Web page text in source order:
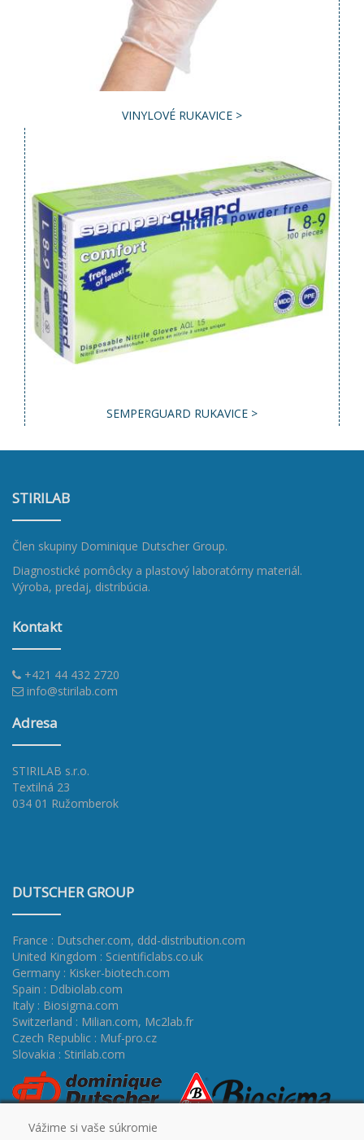
VINYLOVÉ RUKAVICE >
SEMPERGUARD RUKAVICE >
STIRILAB
Člen skupiny Dominique Dutscher Group.
Diagnostické pomôcky a plastový laboratórny materiál.
Výroba, predaj, distribúcia.
Kontakt
+421 44 432 2720
info@stirilab.com
Adresa
STIRILAB s.r.o.
Textilná 23
034 01 Ružomberok
DUTSCHER GROUP
France : Dutscher.com, ddd-distribution.com
United Kingdom : Scientificlabs.co.uk
Germany : Kisker-biotech.com
Spain : Ddbiolab.com
Italy : Biosigma.com
Switzerland : Milian.com, Mc2lab.fr
Czech Republic : Muf-pro.cz
Slovakia : Stirilab.com
Vážime si vaše súkromie